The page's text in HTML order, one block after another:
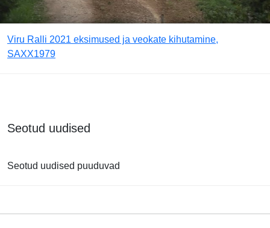
Viru Ralli 2021 eksimused ja veokate kihutamine,
SAXX1979
Seotud uudised
Seotud uudised puuduvad